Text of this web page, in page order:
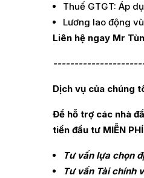
Thuế GTGT: Áp
Lương lao động
Liên hệ ngay Mr
Dịch vụ của chúng
Để hỗ trợ các nhà
tiến đầu tư MIỄN
Tư vấn lựa chọn
Tư vấn Tài chính